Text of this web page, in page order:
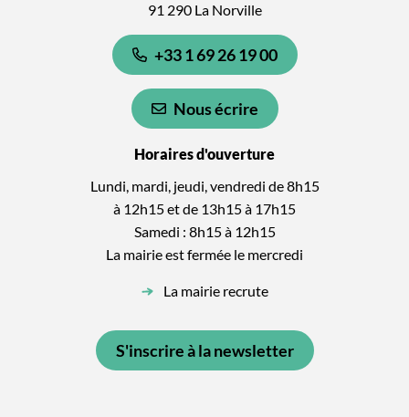
91 290 La Norville
+33 1 69 26 19 00
Nous écrire
Horaires d'ouverture
Lundi, mardi, jeudi, vendredi de 8h15
à 12h15 et de 13h15 à 17h15
Samedi : 8h15 à 12h15
La mairie est fermée le mercredi
La mairie recrute
S'inscrire à la newsletter